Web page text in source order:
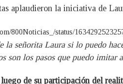
aplaudieron la iniciativa de
800Noticias_/status/
la señorita Laura si lo puedo
son los pasos que puedo imitar
de su participación del